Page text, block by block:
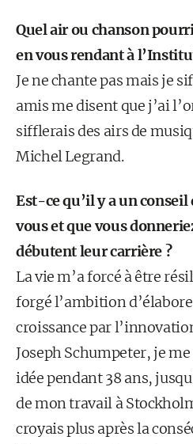
Quel air ou chanson
en vous rendant à
Je ne chante pas mais je
amis me disent que j’ai
sifflerais des airs de
Michel Legrand.
Est-ce qu’il y a un
vous et que vous
débutent leur carrière ?
La vie m’a forcé à être
forgé l’ambition
croissance par
Joseph Schumpeter, je
idée pendant 38 ans,
de mon travail à
croyais plus après la